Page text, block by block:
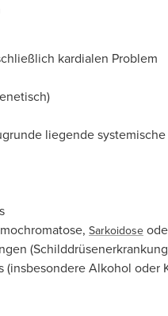
kardialen Problem
liegende
Sarkoidose
(insbesondere Alkohol oder